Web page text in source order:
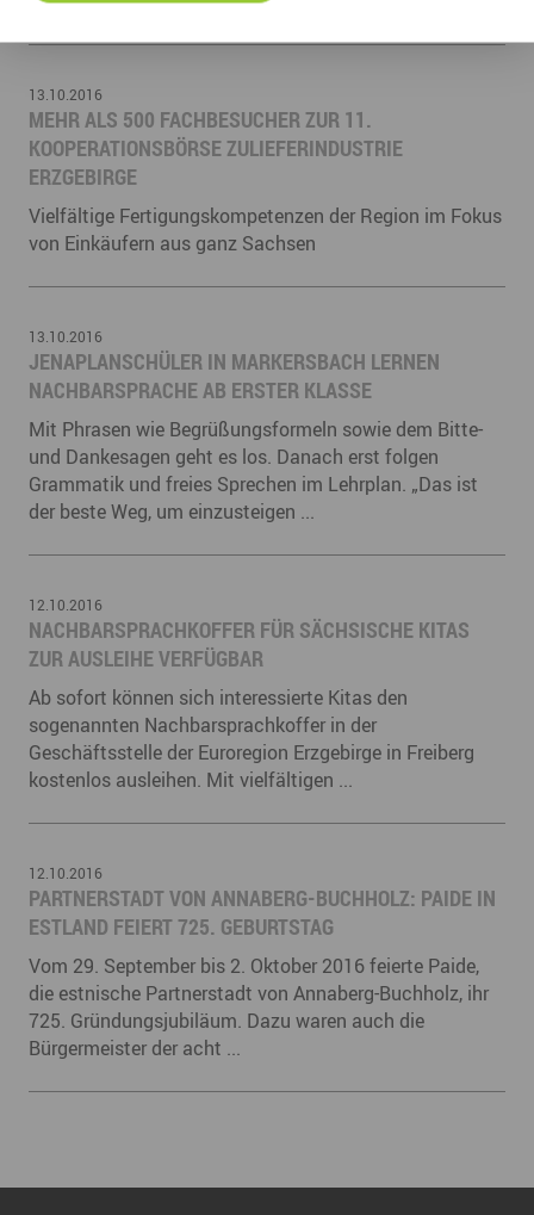
13.10.2016
MEHR ALS 500 FACHBESUCHER ZUR 11.
KOOPERATIONSBÖRSE ZULIEFERINDUSTRIE
ERZGEBIRGE
Vielfältige Fertigungskompetenzen der Region im Fokus
von Einkäufern aus ganz Sachsen
13.10.2016
JENAPLANSCHÜLER IN MARKERSBACH LERNEN
NACHBARSPRACHE AB ERSTER KLASSE
Mit Phrasen wie Begrüßungsformeln sowie dem Bitte-
und Dankesagen geht es los. Danach erst folgen
Grammatik und freies Sprechen im Lehrplan. „Das ist
der beste Weg, um einzusteigen ...
12.10.2016
NACHBARSPRACHKOFFER FÜR SÄCHSISCHE KITAS
ZUR AUSLEIHE VERFÜGBAR
Ab sofort können sich interessierte Kitas den
sogenannten Nachbarsprachkoffer in der
Geschäftsstelle der Euroregion Erzgebirge in Freiberg
kostenlos ausleihen. Mit vielfältigen ...
12.10.2016
PARTNERSTADT VON ANNABERG-BUCHHOLZ: PAIDE IN
ESTLAND FEIERT 725. GEBURTSTAG
Vom 29. September bis 2. Oktober 2016 feierte Paide,
die estnische Partnerstadt von Annaberg-Buchholz, ihr
725. Gründungsjubiläum. Dazu waren auch die
Bürgermeister der acht ...